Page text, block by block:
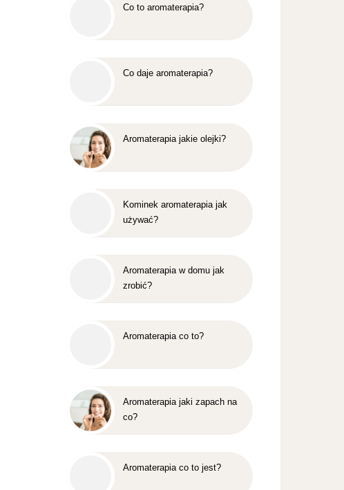
Co to aromaterapia?
Co daje aromaterapia?
Aromaterapia jakie olejki?
Kominek aromaterapia jak
używać?
Aromaterapia w domu jak
zrobić?
Aromaterapia co to?
Aromaterapia jaki zapach na
co?
Aromaterapia co to jest?